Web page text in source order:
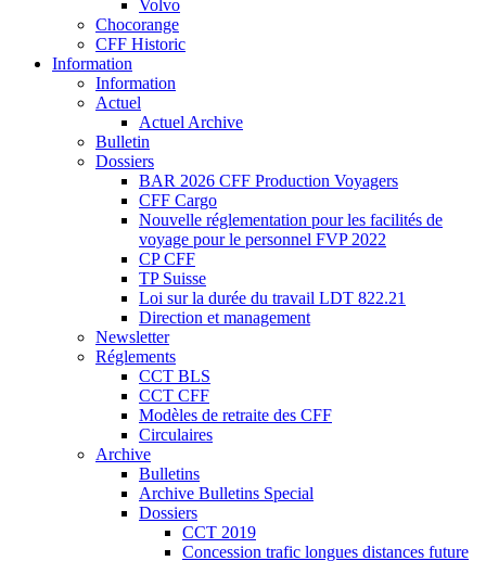
Volvo
Chocorange
CFF Historic
Information
Information
Actuel
Actuel Archive
Bulletin
Dossiers
BAR 2026 CFF Production Voyagers
CFF Cargo
Nouvelle réglementation pour les facilités de
voyage pour le personnel FVP 2022
CP CFF
TP Suisse
Loi sur la durée du travail LDT 822.21
Direction et management
Newsletter
Réglements
CCT BLS
CCT CFF
Modèles de retraite des CFF
Circulaires
Archive
Bulletins
Archive Bulletins Special
Dossiers
CCT 2019
Concession trafic longues distances future